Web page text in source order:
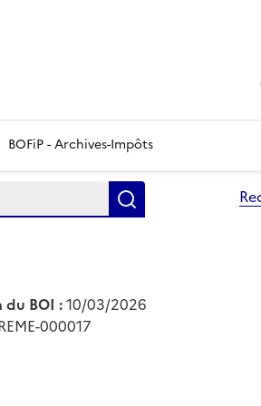
BOFiP - Archives-Impôts
BOI :10/03/2026
000017